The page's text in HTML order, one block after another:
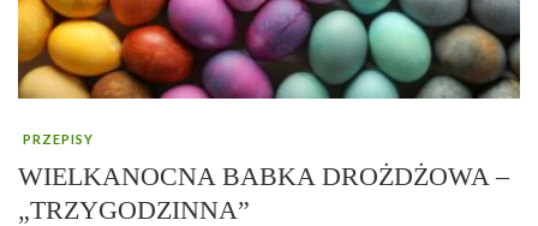
PRZEPISY
WIELKANOCNA BABKA DROŻDŻOWA –
„TRZYGODZINNA”